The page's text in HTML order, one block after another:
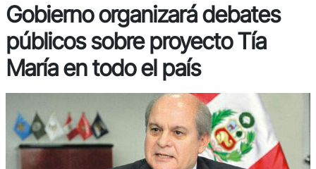
Gobierno organizará debates
públicos sobre proyecto Tía
María en todo el país